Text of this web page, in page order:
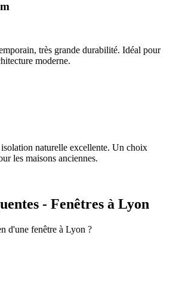
très grande durabilité. Idéal pour
moderne.
naturelle excellente. Un choix
les maisons anciennes.
- Fenêtres à Lyon
d'une fenêtre à Lyon ?